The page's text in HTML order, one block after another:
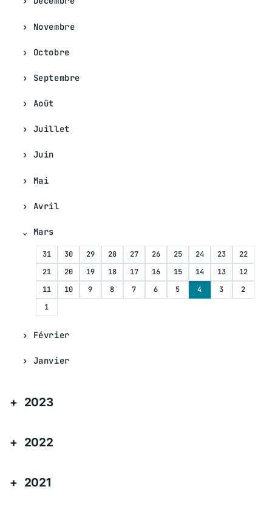
Novembre
Octobre
Septembre
Août
Juillet
Juin
Mai
Avril
Mars
31 30 29 28 27 26 25 24 23
22
21
20 19 18 17 16 15 14 13
12
11
10 9 8 7 6 5 4 3
2
1
Février
Janvier
2023
2022
2021